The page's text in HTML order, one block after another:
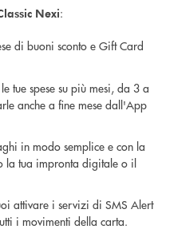
Nexi:
di buoni sconto e Gift Card
tue spese su più mesi, da 3 a
anche a fine mese dall'App
in modo semplice e con la
la tua impronta digitale o il
attivare i servizi di SMS Alert
i movimenti della carta.